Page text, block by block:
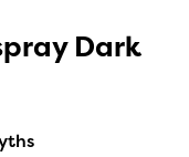
Dark